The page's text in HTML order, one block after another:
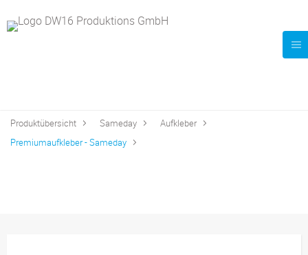
Produktübersicht Sameday
Aufkleber
Premiumaufkleber - Sameday